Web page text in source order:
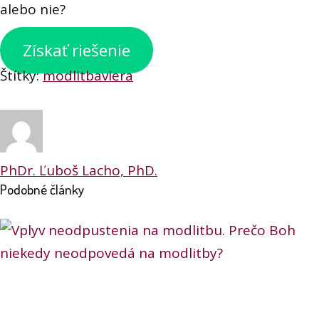
alebo nie?
Získať riešenie
Štítky:modlitbaviera
PhDr. Ľuboš Lacho, PhD.
Podobné články